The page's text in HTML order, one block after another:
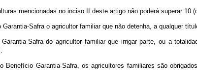
mencionadas no inciso II deste artigo não poderá superar 10
Safra o agricultor familiar que não detenha, a qualquer
Safra do agricultor familiar que irrigar parte, ou a
Benefício Garantia-Safra, os agricultores familiares são